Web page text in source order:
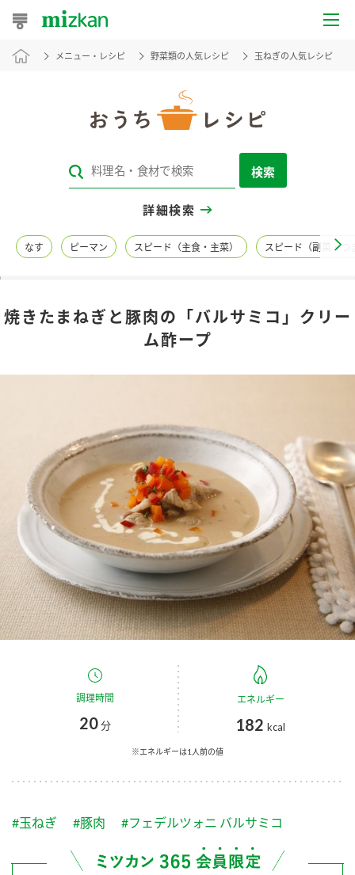
おうちレシピ
レシピカテゴリ一覧
レシピ名特集
商品情報
お酢ドリンク ぽん酢
みりん風・料理酒 鍋用調味料
つゆ たれ
スープ
炊き込みご飯の素 米飯用調味液
キャンペーン情報
ブランド・スペシャルサイト
ブランド・スペシャルサイト トップ
商品ブランドサイト
Fibee（ファイビー）
くらしプラ酢
カンタン酢
かおりの蔵
納豆のサイト
企業情報
国内事業概要
ミツカングループについて
企業理念
ミツカンを知る
環境への取り組み
お客様相談センター
お客様の声をいかしました
メニュー・レシピ 野菜類の人気レシピ 玉ねぎの人気レシピ
検索
詳細検索
なす ピーマン スピード（主食・主菜） スピード（副菜・つ
焼きたまねぎと豚肉の「バルサミコ」クリー
ム酢ープ
調理時間
20分
エネルギー
182 kcal
※エネルギーは1人前の値
#玉ねぎ #豚肉 #フェデルツォニ バルサミコ